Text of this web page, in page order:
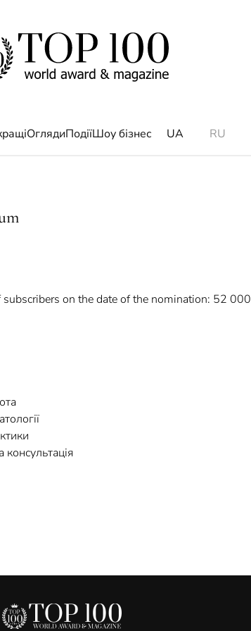
ОглядиПодіїШоу бізнес UA RU
subscribers on the date of the nomination: 52 000